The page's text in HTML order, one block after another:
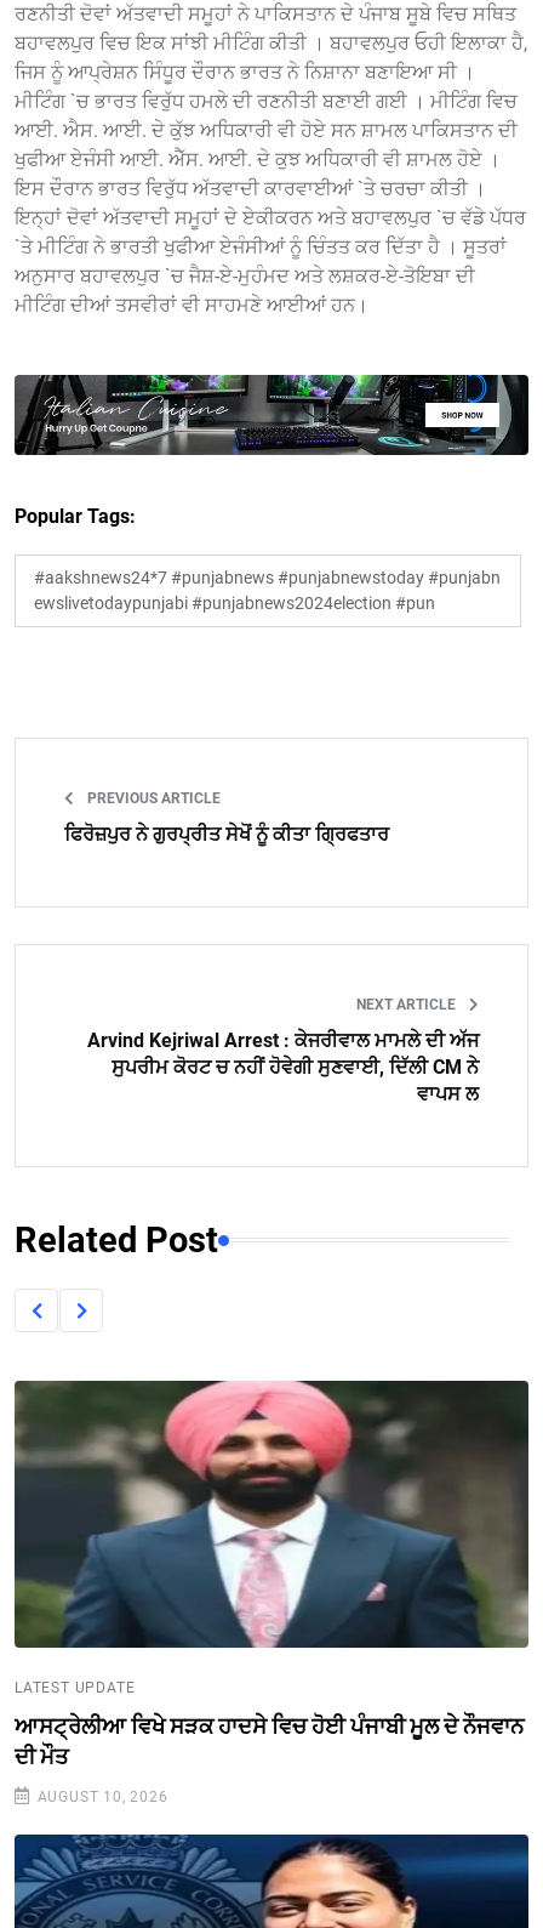
ਰਣਨੀਤੀ ਦੋਵਾਂ ਅੱਤਵਾਦੀ ਸਮੂਹਾਂ ਨੇ ਪਾਕਿਸਤਾਨ ਦੇ ਪੰਜਾਬ ਸੂਬੇ ਵਿਚ ਸਥਿਤ
ਬਹਾਵਲਪੁਰ ਵਿਚ ਇਕ ਸਾਂਝੀ ਮੀਟਿੰਗ ਕੀਤੀ । ਬਹਾਵਲਪੁਰ ਓਹੀ ਇਲਾਕਾ ਹੈ,
ਜਿਸ ਨੂੰ ਆਪ੍ਰੇਸ਼ਨ ਸਿੰਧੂਰ ਦੌਰਾਨ ਭਾਰਤ ਨੇ ਨਿਸ਼ਾਨਾ ਬਣਾਇਆ ਸੀ ।
ਮੀਟਿੰਗ `ਚ ਭਾਰਤ ਵਿਰੁੱਧ ਹਮਲੇ ਦੀ ਰਣਨੀਤੀ ਬਣਾਈ ਗਈ । ਮੀਟਿੰਗ ਵਿਚ
ਆਈ. ਐਸ. ਆਈ. ਦੇ ਕੁੱਝ ਅਧਿਕਾਰੀ ਵੀ ਹੋਏ ਸਨ ਸ਼ਾਮਲ ਪਾਕਿਸਤਾਨ ਦੀ
ਖੁਫੀਆ ਏਜੰਸੀ ਆਈ. ਐੱਸ. ਆਈ. ਦੇ ਕੁਝ ਅਧਿਕਾਰੀ ਵੀ ਸ਼ਾਮਲ ਹੋਏ ।
ਇਸ ਦੌਰਾਨ ਭਾਰਤ ਵਿਰੁੱਧ ਅੱਤਵਾਦੀ ਕਾਰਵਾਈਆਂ `ਤੇ ਚਰਚਾ ਕੀਤੀ ।
ਇਨ੍ਹਾਂ ਦੋਵਾਂ ਅੱਤਵਾਦੀ ਸਮੂਹਾਂ ਦੇ ਏਕੀਕਰਨ ਅਤੇ ਬਹਾਵਲਪੁਰ `ਚ ਵੱਡੇ ਪੱਧਰ
`ਤੇ ਮੀਟਿੰਗ ਨੇ ਭਾਰਤੀ ਖੁਫੀਆ ਏਜੰਸੀਆਂ ਨੂੰ ਚਿੰਤਤ ਕਰ ਦਿੱਤਾ ਹੈ । ਸੂਤਰਾਂ
ਅਨੁਸਾਰ ਬਹਾਵਲਪੁਰ `ਚ ਜੈਸ਼-ਏ-ਮੁਹੰਮਦ ਅਤੇ ਲਸ਼ਕਰ-ਏ-ਤੋਇਬਾ ਦੀ
ਮੀਟਿੰਗ ਦੀਆਂ ਤਸਵੀਰਾਂ ਵੀ ਸਾਹਮਣੇ ਆਈਆਂ ਹਨ।
Popular Tags:
#aakshnews24*7 #punjabnews #punjabnewstoday #punjabn
ewslivetodaypunjabi #punjabnews2024election #pun
PREVIOUS ARTICLE
ਫਿਰੋਜ਼ਪੁਰ ਨੇ ਗੁਰਪ੍ਰੀਤ ਸੇਖੋਂ ਨੂੰ ਕੀਤਾ ਗ੍ਰਿਫਤਾਰ
NEXT ARTICLE
Arvind Kejriwal Arrest : ਕੇਜਰੀਵਾਲ ਮਾਮਲੇ ਦੀ ਅੱਜ
ਸੁਪਰੀਮ ਕੋਰਟ ਚ ਨਹੀਂ ਹੋਵੇਗੀ ਸੁਣਵਾਈ, ਦਿੱਲੀ CM ਨੇ
ਵਾਪਸ ਲ
Related Post
LATEST UPDATE
ਆਸਟ੍ਰੇਲੀਆ ਵਿਖੇ ਸੜਕ ਹਾਦਸੇ ਵਿਚ ਹੋਈ ਪੰਜਾਬੀ ਮੂਲ ਦੇ ਨੌਜਵਾਨ
ਦੀ ਮੌਤ
AUGUST 10, 2026